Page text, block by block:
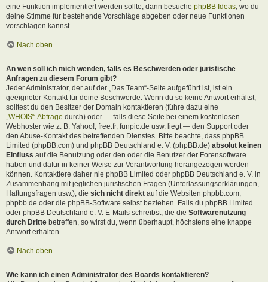
eine Funktion implementiert werden sollte, dann besuche phpBB Ideas , wo du
deine Stimme für bestehende Vorschläge abgeben oder neue Funktionen
vorschlagen kannst.
Nach oben
An wen soll ich mich wenden, falls es Beschwerden oder juristische
Anfragen zu diesem Forum gibt?
Jeder Administrator, der auf der „Das Team“-Seite aufgeführt ist, ist ein
geeigneter Kontakt für deine Beschwerde. Wenn du so keine Antwort erhältst,
solltest du den Besitzer der Domain kontaktieren (führe dazu eine
„WHOIS“-Abfrage durch) oder — falls diese Seite bei einem kostenlosen
Webhoster wie z. B. Yahoo!, free.fr, funpic.de usw. liegt — den Support oder
den Abuse-Kontakt des betreffenden Dienstes. Bitte beachte, dass phpBB
Limited (phpBB.com) und phpBB Deutschland e. V. (phpBB.de) absolut keinen
Einfluss auf die Benutzung oder den oder die Benutzer der Forensoftware
haben und dafür in keiner Weise zur Verantwortung herangezogen werden
können. Kontaktiere daher nie phpBB Limited oder phpBB Deutschland e. V. in
Zusammenhang mit jeglichen juristischen Fragen (Unterlassungserklärungen,
Haftungsfragen usw.), die sich nicht direkt auf die Websiten phpbb.com,
phpbb.de oder die phpBB-Software selbst beziehen. Falls du phpBB Limited
oder phpBB Deutschland e. V. E-Mails schreibst, die die Softwarenutzung
durch Dritte betreffen, so wirst du, wenn überhaupt, höchstens eine knappe
Antwort erhalten.
Nach oben
Wie kann ich einen Administrator des Boards kontaktieren?